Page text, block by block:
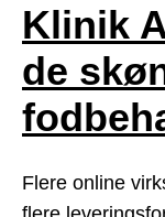
Klinik
de
Flere online